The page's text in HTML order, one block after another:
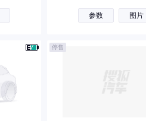
参数 图片
停售